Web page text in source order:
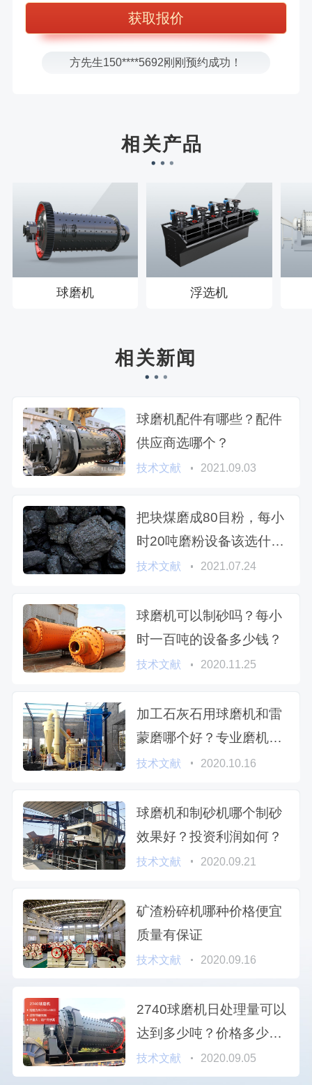
张先生131****7997刚刚预约成功！
方先生150****5692刚刚预约成功！
樊先生155****3710刚刚预约成功！
王先生183****6078刚刚预约成功！
相关产品
球磨机 浮选机
相关新闻
球磨机配件有哪些？配件
供应商选哪个？
技术文献 2021.09.03
把块煤磨成80目粉，每小
时20吨磨粉设备该选什么
型号
技术文献 2021.07.24
球磨机可以制砂吗？每小
时一百吨的设备多少钱？
技术文献 2020.11.25
加工石灰石用球磨机和雷
蒙磨哪个好？专业磨机厂
家为您解析
技术文献 2020.10.16
球磨机和制砂机哪个制砂
效果好？投资利润如何？
技术文献 2020.09.21
矿渣粉碎机哪种价格便宜
质量有保证
技术文献 2020.09.16
2740球磨机日处理量可以
达到多少吨？价格多少
钱？
技术文献 2020.09.05